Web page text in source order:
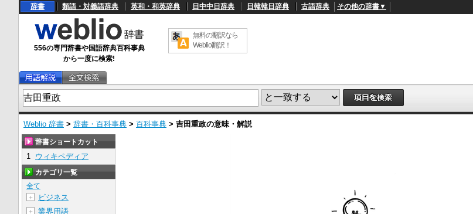
辞書 類語・対義語辞典 英和・和英辞典 日中中日辞典 日韓韓日辞典 古語辞典 その他の辞書▼
556の専門辞書や国語辞典百科事典
から一度に検索!
無料の翻訳なら
Weblio翻訳！
Weblio 辞書 > 辞書・百科事典 > 百科事典 > 吉田重政の意味・解説
辞書ショートカット
1 ウィキペディア
カテゴリ一覧
全て
＋
ビジネス
＋ 業界用語